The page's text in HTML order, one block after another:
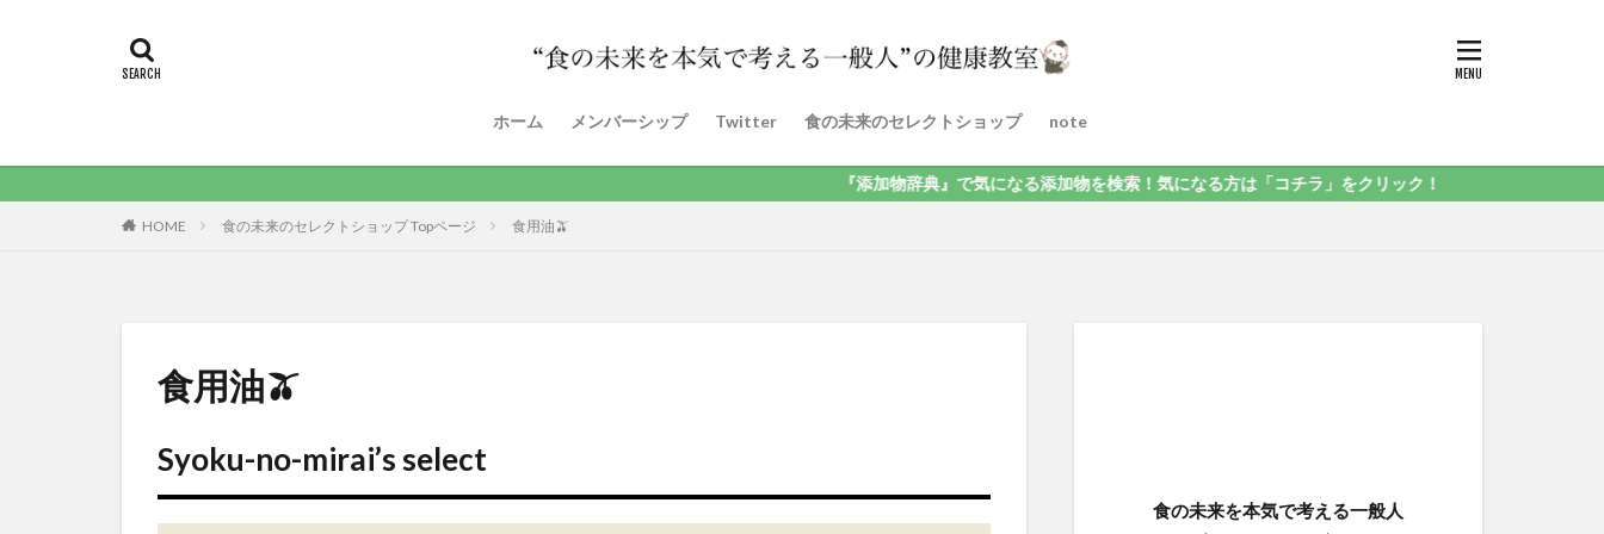
ホーム メンバーシップ Twitter 食の未来のセレクトショップ note
『添加物辞典』で気になる添加物を検索！気になる方は「コチラ」をクリック！
HOME 食の未来のセレクトショップ Topページ 食用油🫒
食用油🫒
Syoku-no-mirai’s select
食の未来を本気で考える一般人